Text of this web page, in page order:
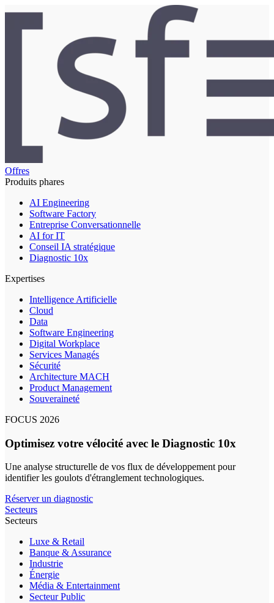
Offres
Produits phares
AI Engineering
Software Factory
Entreprise Conversationnelle
AI for IT
Conseil IA stratégique
Diagnostic 10x
Expertises
Intelligence Artificielle
Cloud
Data
Software Engineering
Digital Workplace
Services Managés
Sécurité
Architecture MACH
Product Management
Souveraineté
FOCUS 2026
Optimisez votre vélocité avec le Diagnostic 10x
Une analyse structurelle de vos flux de développement pour
identifier les goulots d'étranglement technologiques.
Réserver un diagnostic
Secteurs
Secteurs
Luxe & Retail
Banque & Assurance
Industrie
Énergie
Média & Entertainment
Secteur Public